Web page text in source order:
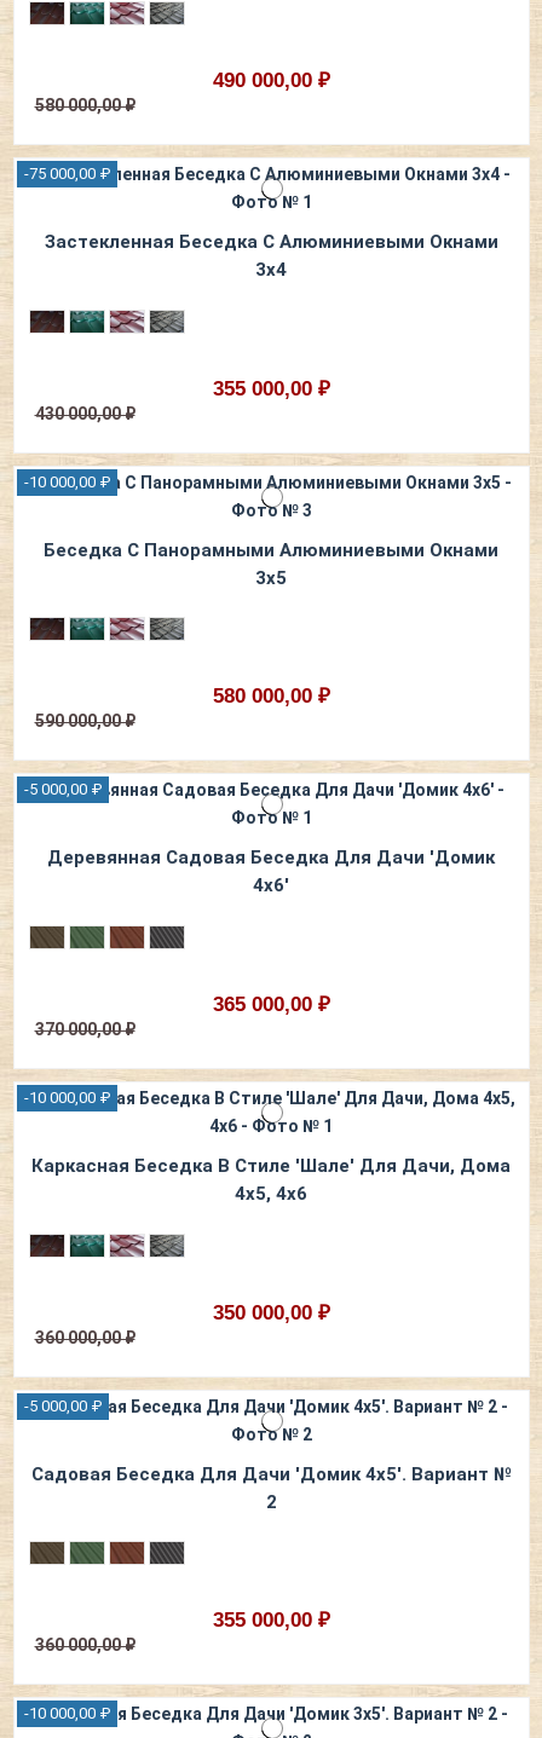
490 000,00 ₽
580 000,00 ₽
-75 000,00 ₽
Застекленная Беседка С Алюминиевыми Окнами
3х4
355 000,00 ₽
430 000,00 ₽
-10 000,00 ₽
Беседка С Панорамными Алюминиевыми Окнами
3х5
580 000,00 ₽
590 000,00 ₽
-5 000,00 ₽
Деревянная Садовая Беседка Для Дачи 'Домик
4х6'
365 000,00 ₽
370 000,00 ₽
-10 000,00 ₽
Каркасная Беседка В Стиле 'Шале' Для Дачи, Дома
4х5, 4х6
350 000,00 ₽
360 000,00 ₽
-5 000,00 ₽
Садовая Беседка Для Дачи 'Домик 4х5'. Вариант №
2
355 000,00 ₽
360 000,00 ₽
-10 000,00 ₽